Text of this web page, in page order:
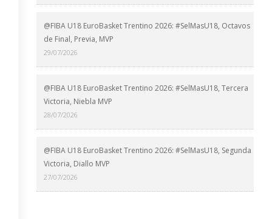
@FIBA U18 EuroBasket Trentino 2026: #SelMasU18, Octavos
de Final, Previa, MVP
29/07/2026
@FIBA U18 EuroBasket Trentino 2026: #SelMasU18, Tercera
Victoria, Niebla MVP
28/07/2026
@FIBA U18 EuroBasket Trentino 2026: #SelMasU18, Segunda
Victoria, Diallo MVP
27/07/2026